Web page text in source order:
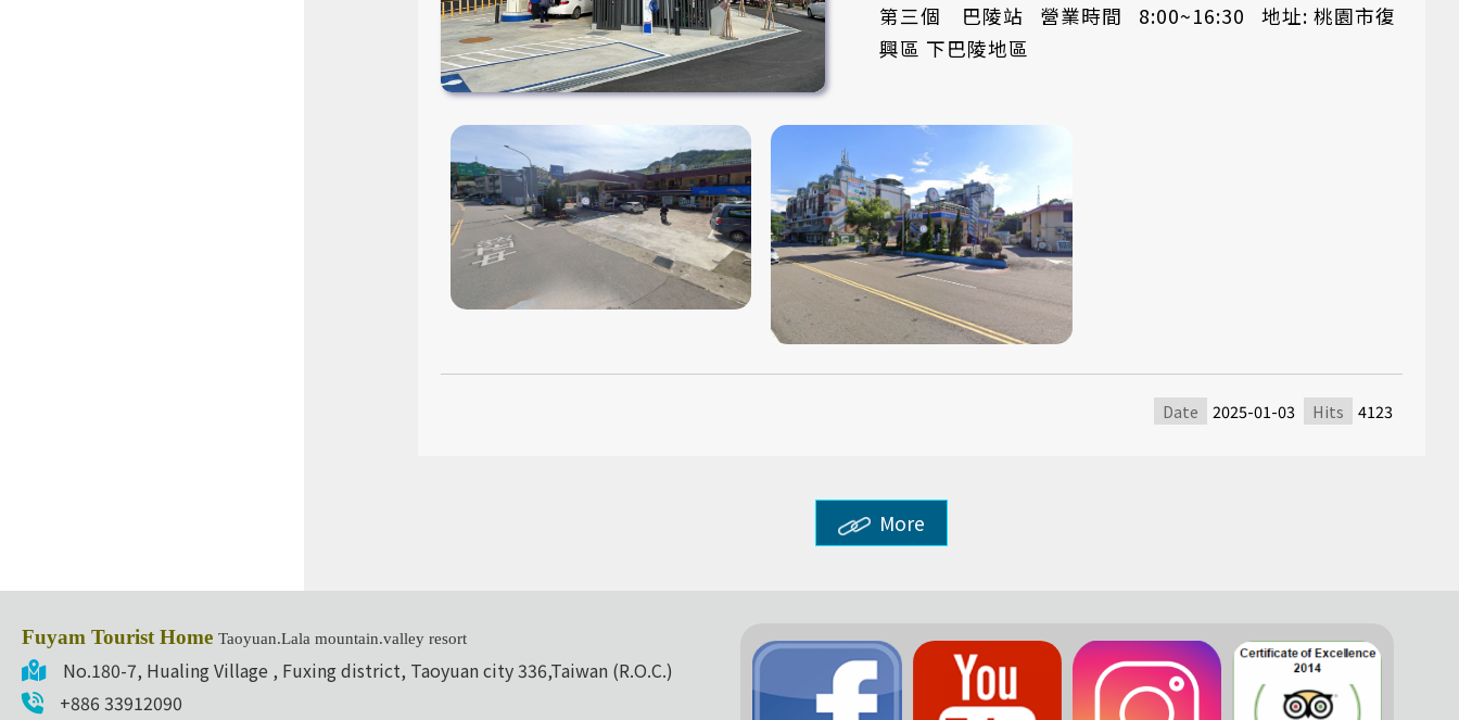
第三個 巴陵站 營業時間 8:00~16:30 地址: 桃園市復
興區 下巴陵地區
Date 2025-01-03 Hits 4123
More
Fuyam Tourist Home Taoyuan.Lala mountain.valley resort
No.180-7, Hualing Village , Fuxing district, Taoyuan city 336,Taiwan (R.O.C.)
+886 33912090